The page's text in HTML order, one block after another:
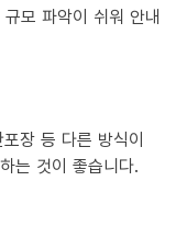
모 파악이 쉬워 안내
장 등 다른 방식이
는 것이 좋습니다.